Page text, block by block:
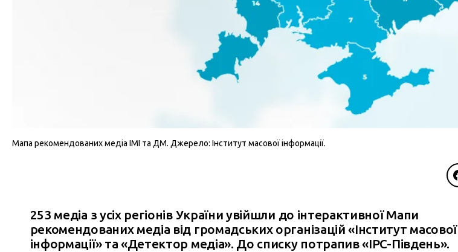
Мапа рекомендованих медіа ІМІ та ДМ. Джерело: Інститут масової інформації.
253 медіа з усіх регіонів України увійшли до інтерактивної Мапи
рекомендованих медіа від громадських організацій «Інститут масової
інформації» та «Детектор медіа». До списку потрапив «IPC-Південь».